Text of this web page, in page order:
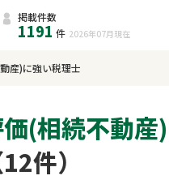
掲載件数
1191 件 2026年07月 現在
産)に強い税理士
(相続不動産)
件）